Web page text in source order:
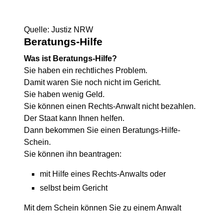
Quelle: Justiz NRW
Beratungs-Hilfe
Was ist Beratungs-Hilfe?
Sie haben ein rechtliches Problem.
Damit waren Sie noch nicht im Gericht.
Sie haben wenig Geld.
Sie können einen Rechts-Anwalt nicht bezahlen.
Der Staat kann Ihnen helfen.
Dann bekommen Sie einen Beratungs-Hilfe-
Schein.
Sie können ihn beantragen:
mit Hilfe eines Rechts-Anwalts oder
selbst beim Gericht
Mit dem Schein können Sie zu einem Anwalt